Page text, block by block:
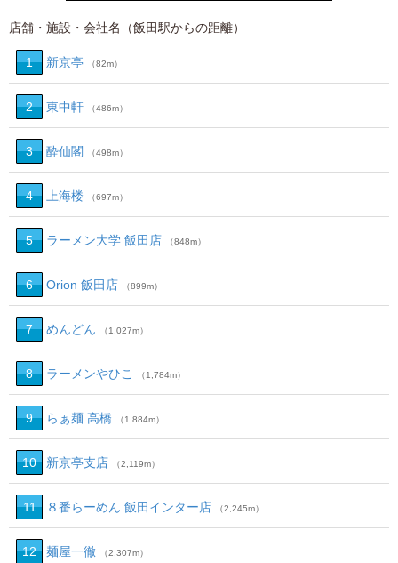
店舗・施設・会社名（飯田駅からの距離）
1 新京亭 （82m）
2 東中軒 （486m）
3 酔仙閣 （498m）
4 上海楼 （697m）
5 ラーメン大学 飯田店 （848m）
6 Orion 飯田店 （899m）
7 めんどん （1,027m）
8 ラーメンやひこ （1,784m）
9 らぁ麺 高橋 （1,884m）
10 新京亭支店 （2,119m）
11 ８番らーめん 飯田インター店 （2,245m）
12 麺屋一徹 （2,307m）